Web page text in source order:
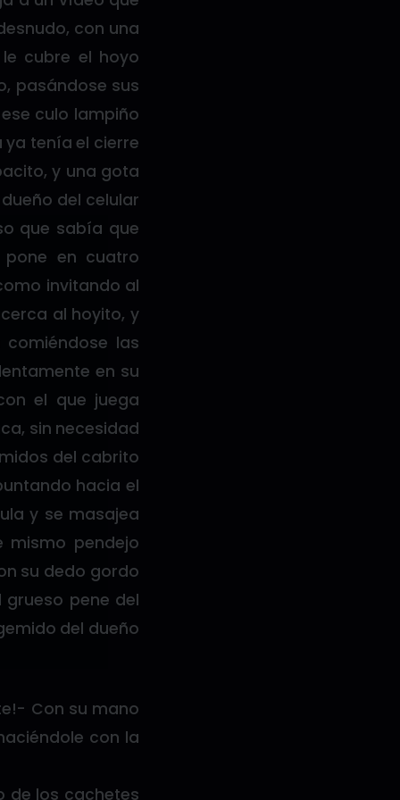
con una
cubre el hoyo
pasándose sus
culo lampiño
tenía el cierre
y una gota
del celular
que sabía que
pone en cuatro
invitando al
al hoyito, y
las
en su
el que juega
sin necesidad
del cabrito
hacia el
y se masajea
mismo pendejo
su dedo gordo
pene del
del dueño
Con su mano
con la
de los cachetes